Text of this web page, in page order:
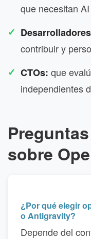
que necesitan
contribuir y
CTOs: que
independientes
sobre
¿Por qué elegir
o Antigravity?
Depende del